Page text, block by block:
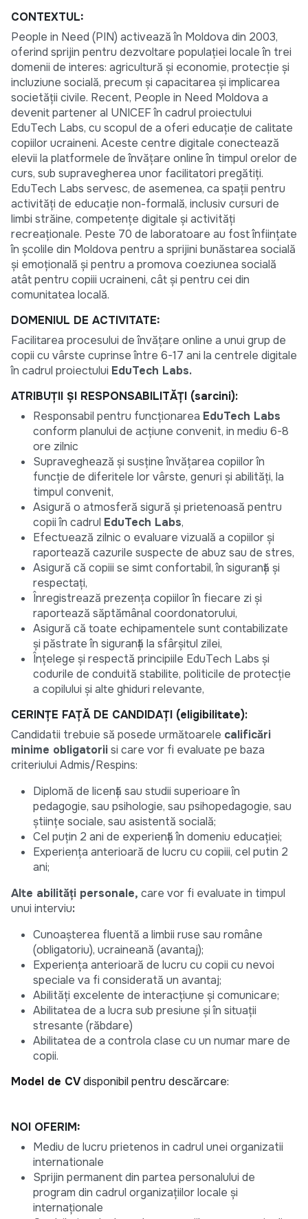
CONTEXTUL:
People in Need (PIN) activează în Moldova din 2003,
oferind sprijin pentru dezvoltare populației locale în trei
domenii de interes: agricultură și economie, protecție și
incluziune socială, precum și capacitarea și implicarea
societății civile. Recent, People in Need Moldova a
devenit partener al UNICEF în cadrul proiectului
EduTech Labs, cu scopul de a oferi educație de calitate
copiilor ucraineni. Aceste centre digitale conectează
elevii la platformele de învățare online în timpul orelor de
curs, sub supravegherea unor facilitatori pregătiți.
EduTech Labs servesc, de asemenea, ca spații pentru
activități de educație non-formală, inclusiv cursuri de
limbi străine, competențe digitale și activități
recreaționale. Peste 70 de laboratoare au fost înființate
în școlile din Moldova pentru a sprijini bunăstarea socială
și emoțională și pentru a promova coeziunea socială
atât pentru copiii ucraineni, cât și pentru cei din
comunitatea locală.
DOMENIUL DE ACTIVITATE:
Facilitarea procesului de învățare online a unui grup de
copii cu vârste cuprinse între 6-17 ani la centrele digitale
în cadrul proiectului EduTech Labs.
ATRIBUȚII ȘI RESPONSABILITĂȚI (sarcini):
Responsabil pentru funcționarea EduTech Labs
conform planului de acțiune convenit, in mediu 6-8
ore zilnic
Supraveghează și susține învățarea copiilor în
funcție de diferitele lor vârste, genuri și abilități, la
timpul convenit,
Asigură o atmosferă sigură și prietenoasă pentru
copii în cadrul EduTech Labs,
Efectuează zilnic o evaluare vizuală a copiilor și
raportează cazurile suspecte de abuz sau de stres,
Asigură că copiii se simt confortabil, în siguranță și
respectați,
Înregistrează prezența copiilor în fiecare zi și
raportează săptămânal coordonatorului,
Asigură că toate echipamentele sunt contabilizate
și păstrate în siguranță la sfârșitul zilei,
Înțelege și respectă principiile EduTech Labs și
codurile de conduită stabilite, politicile de protecție
a copilului și alte ghiduri relevante,
CERINȚE FAȚĂ DE CANDIDAȚI (eligibilitate):
Candidatii trebuie să posede următoarele calificări
minime obligatoriisi care vor fi evaluate pe baza
criteriului Admis/Respins:
Diplomă de licență sau studii superioare în
pedagogie, sau psihologie, sau psihopedagogie, sau
științe sociale, sau asistentă socială;
Cel puțin 2 ani de experiență în domeniu educației;
Experiența anterioară de lucru cu copiii, cel putin 2
ani;
Alte abilități personale, care vor fi evaluate in timpul
unui interviu:
Cunoașterea fluentă a limbii ruse sau române
(obligatoriu), ucraineană (avantaj);
Experiența anterioară de lucru cu copii cu nevoi
speciale va fi considerată un avantaj;
Abilități excelente de interacțiune şi comunicare;
Abilitatea de a lucra sub presiune și în situații
stresante (răbdare)
Abilitatea de a controla clase cu un numar mare de
copii.
Model de CVdisponibil pentru descărcare:
NOI OFERIM:
Mediu de lucru prietenos in cadrul unei organizatii
internationale
Sprijin permanent din partea personalului de
program din cadrul organizațiilor locale și
internaționale